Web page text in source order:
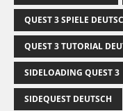
QUEST 3 SPIELE
QUEST 3 TUTORIAL
SIDELOADING QUEST 3
SIDEQUEST DEUTSCH